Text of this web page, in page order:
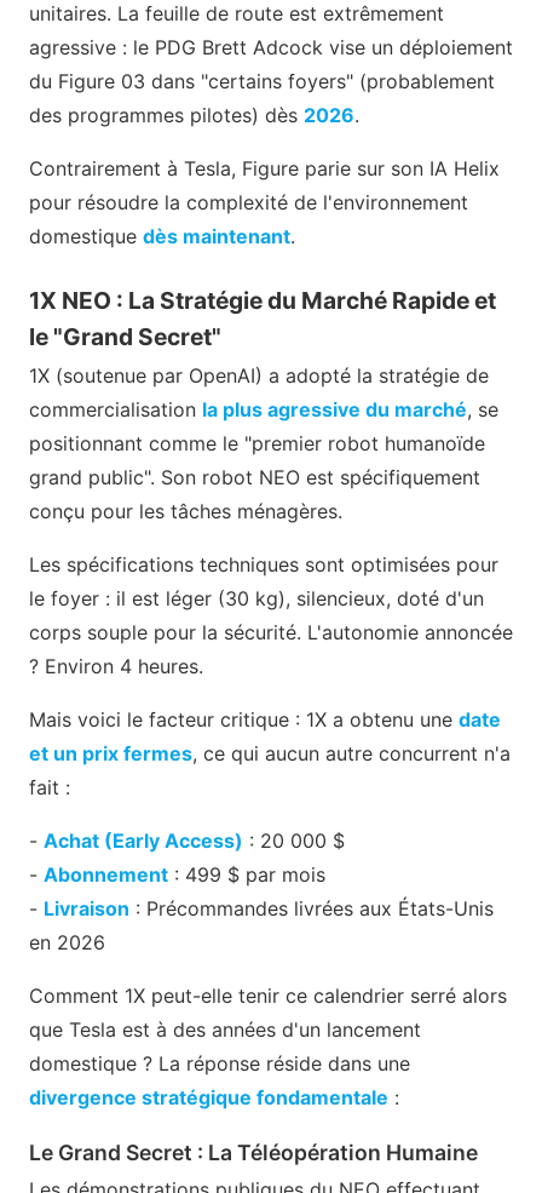
unitaires. La feuille de route est extrêmement
agressive : le PDG Brett Adcock vise un déploiement
du Figure 03 dans "certains foyers" (probablement
des programmes pilotes) dès 2026.
Contrairement à Tesla, Figure parie sur son IA Helix
pour résoudre la complexité de l'environnement
domestique dès maintenant.
1X NEO : La Stratégie du Marché Rapide et
le "Grand Secret"
1X (soutenue par OpenAI) a adopté la stratégie de
commercialisation la plus agressive du marché, se
positionnant comme le "premier robot humanoïde
grand public". Son robot NEO est spécifiquement
conçu pour les tâches ménagères.
Les spécifications techniques sont optimisées pour
le foyer : il est léger (30 kg), silencieux, doté d'un
corps souple pour la sécurité. L'autonomie annoncée
? Environ 4 heures.
Mais voici le facteur critique : 1X a obtenu une date
et un prix fermes, ce qui aucun autre concurrent n'a
fait :
- Achat (Early Access) : 20 000 $
- Abonnement : 499 $ par mois
- Livraison : Précommandes livrées aux États-Unis
en 2026
Comment 1X peut-elle tenir ce calendrier serré alors
que Tesla est à des années d'un lancement
domestique ? La réponse réside dans une
divergence stratégique fondamentale :
Le Grand Secret : La Téléopération Humaine